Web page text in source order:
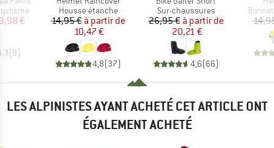
réduit
€
(8)
Product group
Housse étanche
Prix
14,95 € Prix réduit
à partir de
10,47 €
4,8(37)
Product group
Sur-chaussures
Prix
26,95 € Prix réduit
à partir de
20,21 €
4,6(66)
LES ALPINISTES AYANT ACHETÉ CET ARTICLE ONT
ÉGALEMENT ACHETÉ